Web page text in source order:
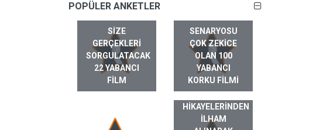
POPÜLER ANKETLER
SIZE
GERÇEKLERI
SORGULATACAK
22 YABANCI
FILM
SENARYOSU
ÇOK ZEKICE
OLAN 100
YABANCI
KORKU FILMI
GERÇEK HAYAT
HIKAYELERINDEN
ILHAM